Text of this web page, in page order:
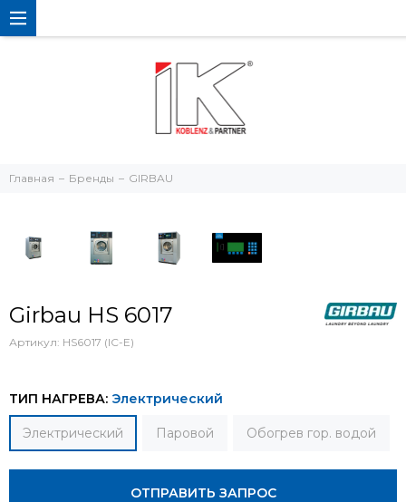
Главная Бренды GIRBAU
Girbau HS 6017
Артикул: HS6017 (IC-E)
ТИП НАГРЕВА: Электрический
Электрический Паровой Обогрев гор. водой
ОТПРАВИТЬ ЗАПРОС